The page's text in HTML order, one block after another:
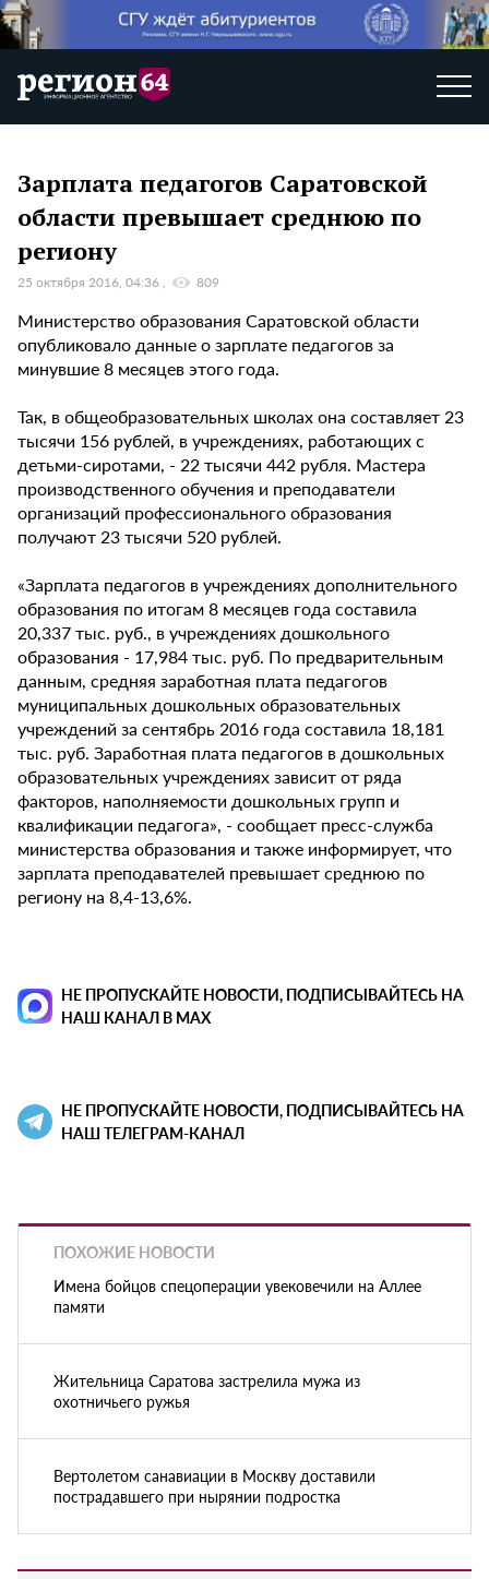
Зарплата педагогов Саратовской
области превышает среднюю по
региону
25 октября 2016, 04:36 809
Министерство образования Саратовской области
опубликовало данные о зарплате педагогов за
минувшие 8 месяцев этого года.
Так, в общеобразовательных школах она составляет 23
тысячи 156 рублей, в учреждениях, работающих с
детьми-сиротами, - 22 тысячи 442 рубля. Мастера
производственного обучения и преподаватели
организаций профессионального образования
получают 23 тысячи 520 рублей.
«Зарплата педагогов в учреждениях дополнительного
образования по итогам 8 месяцев года составила
20,337 тыс. руб., в учреждениях дошкольного
образования - 17,984 тыс. руб. По предварительным
данным, средняя заработная плата педагогов
муниципальных дошкольных образовательных
учреждений за сентябрь 2016 года составила 18,181
тыс. руб. Заработная плата педагогов в дошкольных
образовательных учреждениях зависит от ряда
факторов, наполняемости дошкольных групп и
квалификации педагога», - сообщает пресс-служба
министерства образования и также информирует, что
зарплата преподавателей превышает среднюю по
региону на 8,4-13,6%.
НЕ ПРОПУСКАЙТЕ НОВОСТИ, ПОДПИСЫВАЙТЕСЬ НА
НАШ КАНАЛ В MAX
НЕ ПРОПУСКАЙТЕ НОВОСТИ, ПОДПИСЫВАЙТЕСЬ НА
НАШ ТЕЛЕГРАМ-КАНАЛ
ПОХОЖИЕ НОВОСТИ
Имена бойцов спецоперации увековечили на Аллее
памяти
Жительница Саратова застрелила мужа из
охотничьего ружья
Вертолетом санавиации в Москву доставили
пострадавшего при нырянии подростка